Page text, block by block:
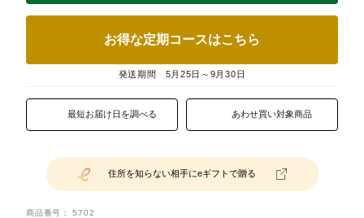
お得な定期コースはこちら
発送期間 5月25日～9月30日
最短お届け日を調べる あわせ買い対象商品
住所を知らない相手にeギフトで贈る
商品番号 5702